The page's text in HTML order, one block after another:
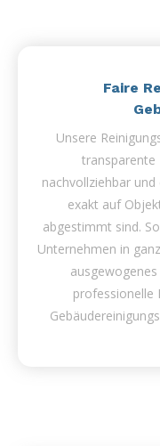
Faire
Unsere
transparente
nachvollziehbar
exakt auf
abgestimmt sind.
Unternehmen in
professionelle